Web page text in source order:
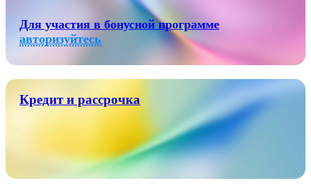
Для участия в бонусной программе
авторизуйтесь
Кредит и рассрочка